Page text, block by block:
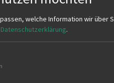
Starkregen der
des LJV. Ebenso
durch die
Fressfeinde wie Fuchs,
sehr gute Akzeptanz von
unabdingbar und trägt
welche Information wir über
Datenschutzerklärung.